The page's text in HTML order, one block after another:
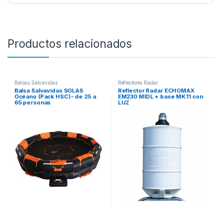
Productos relacionados
Balsas Salvavidas
Balsa Salvavidas SOLAS
Océano (Pack HSC)- de 25 a
65 personas
Reflectores Radar
Reflector Radar ECHOMAX
EM230 MIDL + base MK11 con
LUZ